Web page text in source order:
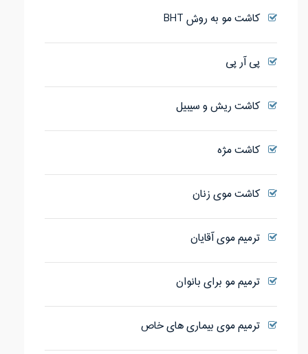
کاشت مو به روش BHT
پی آر پی
کاشت ریش و سیبیل
کاشت مژه
کاشت موی زنان
ترمیم موی آقایان
ترمیم مو برای بانوان
ترمیم موی بیماری های خاص